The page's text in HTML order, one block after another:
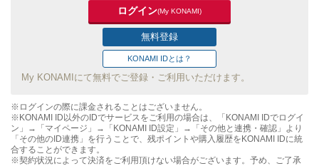
ログイン(My KONAMI)
無料登録
KONAMI IDとは？
My KONAMIにて無料でご登録・ご利用いただけます。
※ログインの際に課金されることはございません。
※KONAMI ID以外のIDでサービスをご利用の場合は、「KONAMI IDでログイ
ン」→「マイページ」→「KONAMI ID設定」→「その他と連携・確認」より
「その他のID連携」を行うことで、残ポイントや購入履歴をKONAMI IDに統
合することができます。
※契約状況によって決済をご利用頂けない場合がございます。予め、ご了承